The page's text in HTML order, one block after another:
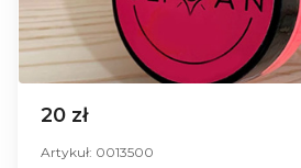
20 zł
Artykuł: 0013500